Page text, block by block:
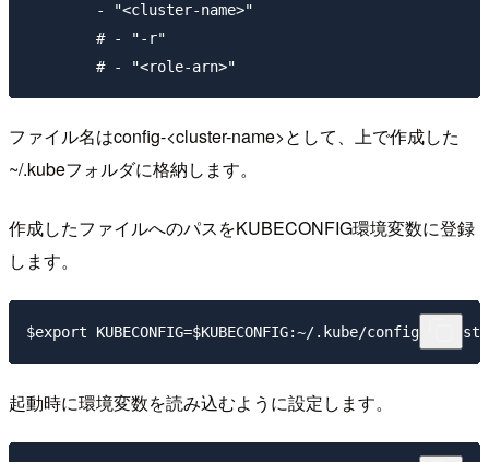
        - "<cluster-name>"
        # - "-r"
ファイル名はconfig-<cluster-name>として、上で作成した
~/.kubeフォルダに格納します。
作成したファイルへのパスをKUBECONFIG環境変数に登録
します。
起動時に環境変数を読み込むように設定します。